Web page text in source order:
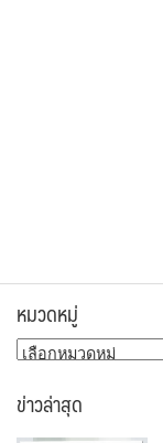
หมวดหมู่
หมวด
ข่าวล่าสุด